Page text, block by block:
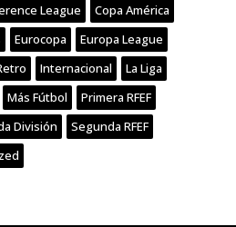
League
Copa América
Eurocopa
Europa League
Internacional
La Liga
Más Fútbol
Primera RFEF
División
Segunda RFEF